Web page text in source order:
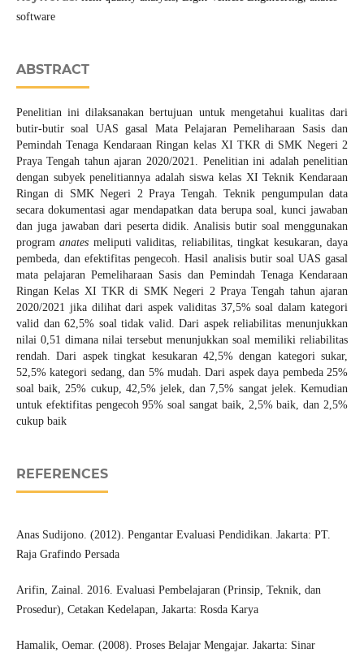
software
ABSTRACT
Penelitian ini dilaksanakan bertujuan untuk mengetahui kualitas dari
butir-butir soal UAS gasal Mata Pelajaran Pemeliharaan Sasis dan
Pemindah Tenaga Kendaraan Ringan kelas XI TKR di SMK Negeri 2
Praya Tengah tahun ajaran 2020/2021. Penelitian ini adalah penelitian
dengan subyek penelitiannya adalah siswa kelas XI Teknik Kendaraan
Ringan di SMK Negeri 2 Praya Tengah. Teknik pengumpulan data
secara dokumentasi agar mendapatkan data berupa soal, kunci jawaban
dan juga jawaban dari peserta didik. Analisis butir soal menggunakan
programanates meliputi validitas, reliabilitas, tingkat kesukaran, daya
pembeda, dan efektifitas pengecoh. Hasil analisis butir soal UAS gasal
mata pelajaran Pemeliharaan Sasis dan Pemindah Tenaga Kendaraan
Ringan Kelas XI TKR di SMK Negeri 2 Praya Tengah tahun ajaran
2020/2021 jika dilihat dari aspek validitas 37,5% soal dalam kategori
valid dan 62,5% soal tidak valid. Dari aspek reliabilitas menunjukkan
nilai 0,51 dimana nilai tersebut menunjukkan soal memiliki reliabilitas
rendah. Dari aspek tingkat kesukaran 42,5% dengan kategori sukar,
52,5% kategori sedang, dan 5% mudah. Dari aspek daya pembeda 25%
soal baik, 25% cukup, 42,5% jelek, dan 7,5% sangat jelek. Kemudian
untuk efektifitas pengecoh 95% soal sangat baik, 2,5% baik, dan 2,5%
cukup baik
REFERENCES
Anas Sudijono. (2012). Pengantar Evaluasi Pendidikan. Jakarta: PT.
Raja Grafindo Persada
Arifin, Zainal. 2016. Evaluasi Pembelajaran (Prinsip, Teknik, dan
Prosedur), Cetakan Kedelapan, Jakarta: Rosda Karya
Hamalik, Oemar. (2008). Proses Belajar Mengajar. Jakarta: Sinar